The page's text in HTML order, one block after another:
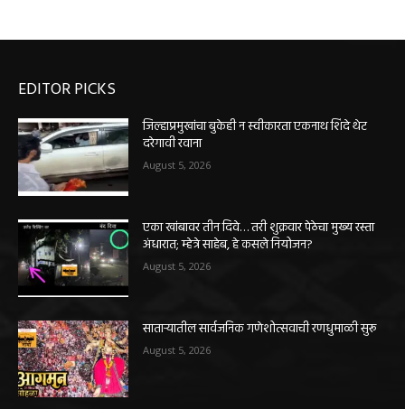
EDITOR PICKS
जिल्हाप्रमुखांचा बुकेही न स्वीकारता एकनाथ शिंदे थेट
दरेगावी रवाना
August 5, 2026
एका खांबावर तीन दिवे… तरी शुक्रवार पेठेचा मुख्य रस्ता
अंधारात; म्हेत्रे साहेब, हे कसले नियोजन?
August 5, 2026
साताऱ्यातील सार्वजनिक गणेशोत्सवाची रणधुमाळी सुरू
August 5, 2026